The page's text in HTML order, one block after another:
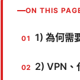
ON THIS
1) 為何需
2) VPN、